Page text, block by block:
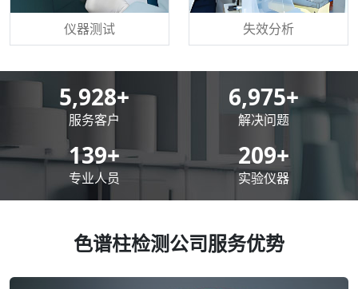
仪器测试 失效分析
8,500+
服务客户
10,000+
解决问题
200+
专业人员
300+
实验仪器
色谱柱检测公司服务优势